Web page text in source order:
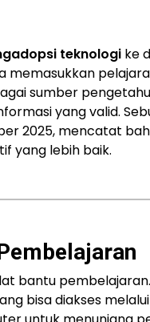
teknologi ke
sumber
yang valid.
2025, mencatat
yang lebih baik.
bantu
bisa diakses